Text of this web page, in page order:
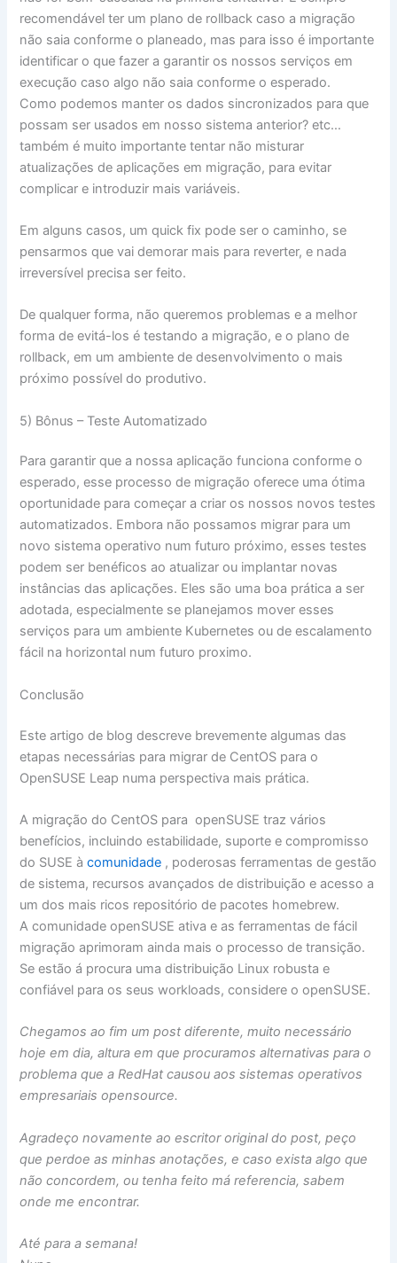
recomendável ter um plano de rollback caso a migração
não saia conforme o planeado, mas para isso é importante
identificar o que fazer a garantir os nossos serviços em
execução caso algo não saia conforme o esperado.
Como podemos manter os dados sincronizados para que
possam ser usados ​​em nosso sistema anterior? etc…
também é muito importante tentar não misturar
atualizações de aplicações em migração, para evitar
complicar e introduzir mais variáveis.
Em alguns casos, um quick fix pode ser o caminho, se
pensarmos que vai demorar mais para reverter, e nada
irreversível precisa ser feito.
De qualquer forma, não queremos problemas e a melhor
forma de evitá-los é testando a migração, e o plano de
rollback, em um ambiente de desenvolvimento o mais
próximo possível do produtivo.
5) Bônus – Teste Automatizado
Para garantir que a nossa aplicação funciona conforme o
esperado, esse processo de migração oferece uma ótima
oportunidade para começar a criar os nossos novos testes
automatizados. Embora não possamos migrar para um
novo sistema operativo num futuro próximo, esses testes
podem ser benéficos ao atualizar ou implantar novas
instâncias das aplicações. Eles são uma boa prática a ser
adotada, especialmente se planejamos mover esses
serviços para um ambiente Kubernetes ou de escalamento
fácil na horizontal num futuro proximo.
Conclusão
Este artigo de blog descreve brevemente algumas das
etapas necessárias para migrar de CentOS para o
OpenSUSE Leap numa perspectiva mais prática.
A migração do CentOS para openSUSE traz vários
benefícios, incluindo estabilidade, suporte e compromisso
do SUSE àcomunidade , poderosas ferramentas de gestão
de sistema, recursos avançados de distribuição e acesso a
um dos mais ricos repositório de pacotes homebrew.
A comunidade openSUSE ativa e as ferramentas de fácil
migração aprimoram ainda mais o processo de transição.
Se estão á procura uma distribuição Linux robusta e
confiável para os seus workloads, considere o openSUSE.
Chegamos ao fim um post diferente, muito necessário
hoje em dia, altura em que procuramos alternativas para o
problema que a RedHat causou aos sistemas operativos
empresariais opensource.
Agradeço novamente ao escritor original do post, peço
que perdoe as minhas anotações, e caso exista algo que
não concordem, ou tenha feito má referencia, sabem
onde me encontrar.
Até para a semana!